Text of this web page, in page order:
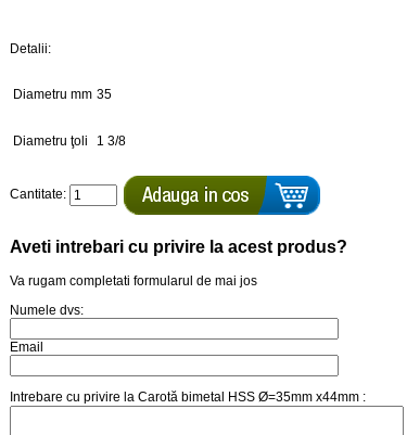
Detalii:
Diametru mm 35
Diametru ţoli 1 3/8
Cantitate:
Aveti intrebari cu privire la acest produs?
Va rugam completati formularul de mai jos
Numele dvs:
Email
Intrebare cu privire la Carotă bimetal HSS Ø=35mm x44mm :